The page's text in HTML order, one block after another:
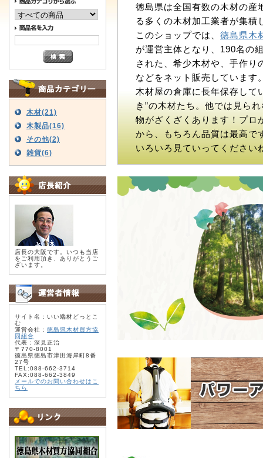
木材(21)
木製品(16)
その他(2)
雑貨(6)
店長の大阪です。いつも当店
をご利用頂き、ありがとうご
ざいます。
サイト名：いい端材どっとこ
む
運営会社： 徳島県木材買方協
同組合
代表：深見正治
〒770-8001
徳島県徳島市津田海岸町8番
27号
TEL:088-662-3714
FAX:088-662-3849
メールでのお問い合わせはこ
ちら
徳島県は全国有数の木材の産
る多くの木材加工業者が集積
このショップでは、 徳島県木
が運営主体となり、190名の
された、希少木材や、手作り
などをネット販売しています
木材屋の倉庫に長年保存して
き”の木材たち。他では見ら
物がざくざくあります！プロ
から、もちろん品質は最高で
いろいろ見ていってください